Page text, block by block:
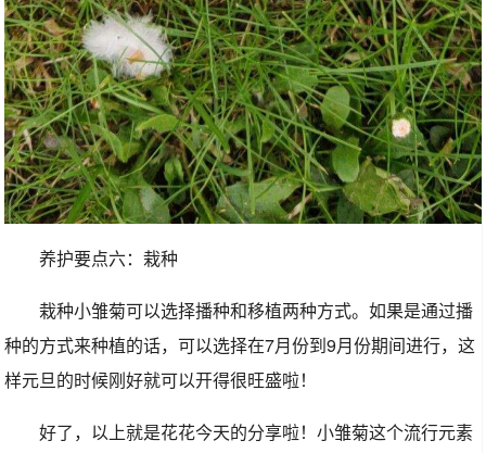
养护要点六：栽种
栽种小雏菊可以选择播种和移植两种方式。如果是通过播
种的方式来种植的话，可以选择在7月份到9月份期间进行，这
样元旦的时候刚好就可以开得很旺盛啦！
好了，以上就是花花今天的分享啦！小雏菊这个流行元素